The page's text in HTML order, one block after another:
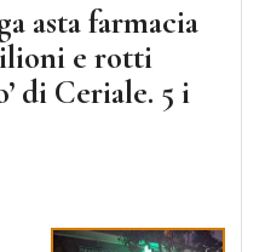
asta farmacia
e rotti
di Ceriale. 5 i